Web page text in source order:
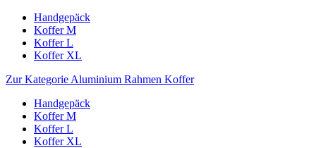
Handgepäck
Koffer M
Koffer L
Koffer XL
Zur Kategorie Aluminium Rahmen Koffer
Handgepäck
Koffer M
Koffer L
Koffer XL